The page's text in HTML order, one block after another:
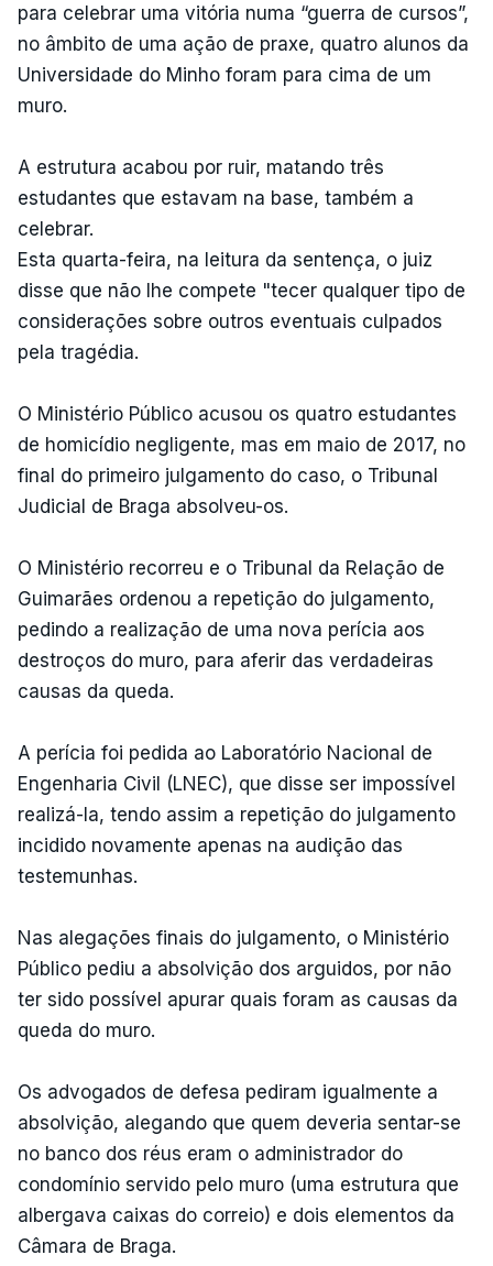
para celebrar uma vitória numa “guerra de cursos”,
no âmbito de uma ação de praxe, quatro alunos da
Universidade do Minho foram para cima de um
muro.
A estrutura acabou por ruir, matando três
estudantes que estavam na base, também a
celebrar.
Esta quarta-feira, na leitura da sentença, o juiz
disse que não lhe compete "tecer qualquer tipo de
considerações sobre outros eventuais culpados
pela tragédia.
O Ministério Público acusou os quatro estudantes
de homicídio negligente, mas em maio de 2017, no
final do primeiro julgamento do caso, o Tribunal
Judicial de Braga absolveu-os.
O Ministério recorreu e o Tribunal da Relação de
Guimarães ordenou a repetição do julgamento,
pedindo a realização de uma nova perícia aos
destroços do muro, para aferir das verdadeiras
causas da queda.
A perícia foi pedida ao Laboratório Nacional de
Engenharia Civil (LNEC), que disse ser impossível
realizá-la, tendo assim a repetição do julgamento
incidido novamente apenas na audição das
testemunhas.
Nas alegações finais do julgamento, o Ministério
Público pediu a absolvição dos arguidos, por não
ter sido possível apurar quais foram as causas da
queda do muro.
Os advogados de defesa pediram igualmente a
absolvição, alegando que quem deveria sentar-se
no banco dos réus eram o administrador do
condomínio servido pelo muro (uma estrutura que
albergava caixas do correio) e dois elementos da
Câmara de Braga.